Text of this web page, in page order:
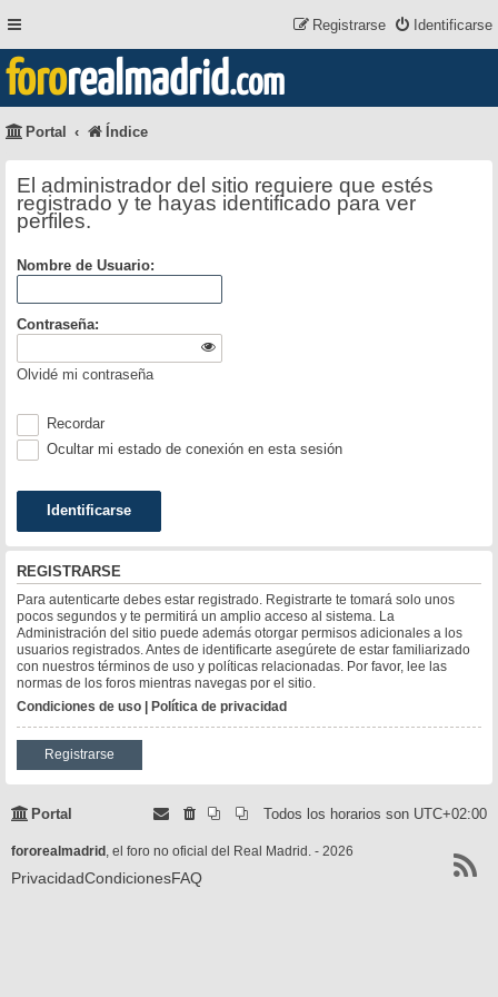
Identificarse
Registrarse
fororealmadrid.com
Portal Índice
El administrador del sitio requiere que estés
registrado y te hayas identificado para ver
perfiles.
Nombre de Usuario:
Contraseña:
Olvidé mi contraseña
Recordar
Ocultar mi estado de conexión en esta sesión
REGISTRARSE
Para autenticarte debes estar registrado. Registrarte te tomará solo unos
pocos segundos y te permitirá un amplio acceso al sistema. La
Administración del sitio puede además otorgar permisos adicionales a los
usuarios registrados. Antes de identificarte asegúrete de estar familiarizado
con nuestros términos de uso y políticas relacionadas. Por favor, lee las
normas de los foros mientras navegas por el sitio.
Condiciones de uso | Política de privacidad
Registrarse
Portal Todos los horarios son UTC+02:00
fororealmadrid , el foro no oficial del Real Madrid. - 2026
PrivacidadCondicionesFAQ